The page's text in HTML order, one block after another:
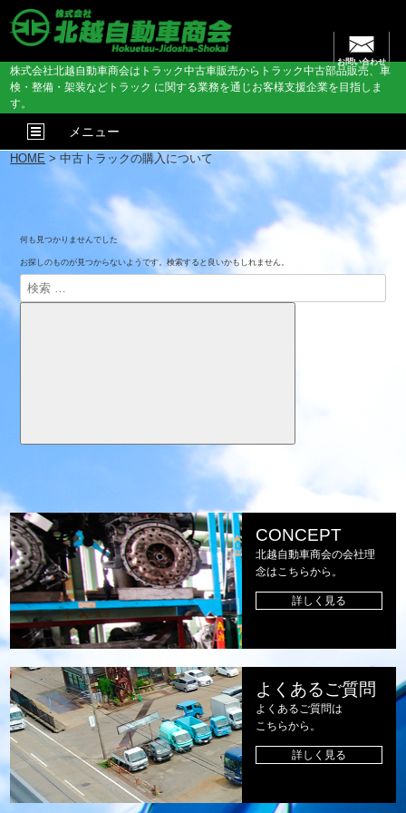
お問い合わせ
株式会社北越自動車商会はトラック中古車販売からトラック中古部品販売、車
検・整備・架装などトラック に関する業務を通じお客様支援企業を目指しま
す。
メニュー
HOME > 中古トラックの購入について
何も見つかりませんでした
お探しのものが見つからないようです。検索すると良いかもしれません。
索:
CONCEPT
北越自動車商会の会社理
念はこちらから。
詳しく見る
よくあるご質問
よくあるご質問は
こちらから。
詳しく見る